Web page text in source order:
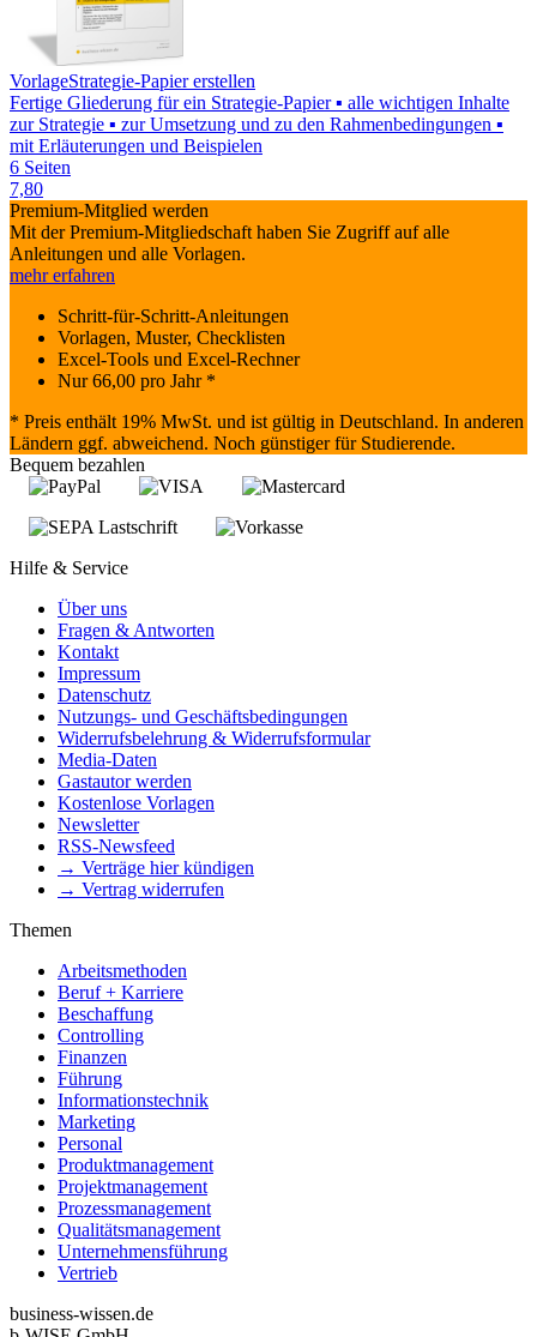
VorlageStrategie-Papier erstellen
Fertige Gliederung für ein Strategie-Papier ▪ alle wichtigen Inhalte
zur Strategie ▪ zur Umsetzung und zu den Rahmenbedingungen ▪
mit Erläuterungen und Beispielen
6 Seiten
7,80
Premium-Mitglied werden
Mit der Premium-Mitgliedschaft haben Sie Zugriff auf alle
Anleitungen und alle Vorlagen.
mehr erfahren
Schritt-für-Schritt-Anleitungen
Vorlagen, Muster, Checklisten
Excel-Tools und Excel-Rechner
Nur66,00 pro Jahr *
* Preis enthält 19% MwSt. und ist gültig in Deutschland. In anderen
Ländern ggf. abweichend. Noch günstiger für Studierende.
Bequem bezahlen
Hilfe & Service
Über uns
Fragen & Antworten
Kontakt
Impressum
Datenschutz
Nutzungs- und Geschäftsbedingungen
Widerrufsbelehrung & Widerrufsformular
Media-Daten
Gastautor werden
Kostenlose Vorlagen
Newsletter
RSS-Newsfeed
→ Verträge hier kündigen
→ Vertrag widerrufen
Themen
Arbeitsmethoden
Beruf + Karriere
Beschaffung
Controlling
Finanzen
Führung
Informationstechnik
Marketing
Personal
Produktmanagement
Projektmanagement
Prozessmanagement
Qualitätsmanagement
Unternehmensführung
Vertrieb
business-wissen.de